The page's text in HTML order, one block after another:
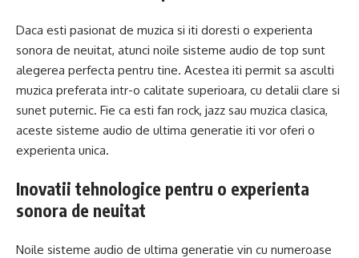
Daca esti pasionat de muzica si iti doresti o experienta
sonora de neuitat, atunci noile sisteme audio de top sunt
alegerea perfecta pentru tine. Acestea iti permit sa asculti
muzica preferata intr-o calitate superioara, cu detalii clare si
sunet puternic. Fie ca esti fan rock, jazz sau muzica clasica,
aceste sisteme audio de ultima generatie iti vor oferi o
experienta unica.
Inovatii tehnologice pentru o experienta
sonora de neuitat
Noile sisteme audio de ultima generatie vin cu numeroase